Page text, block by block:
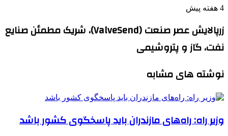
4 هفته پیش
زرپالایش عصر صنعت (ValveSend)، شریک مطمئن صنایع
نفت، گاز و پتروشیمی
نوشته های مشابه
وزیر راه: راه‌های مازندران باید پاسخگوی کشور باشد